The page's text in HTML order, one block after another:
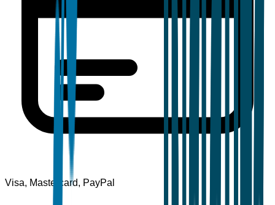
Visa, Mastercard, PayPal